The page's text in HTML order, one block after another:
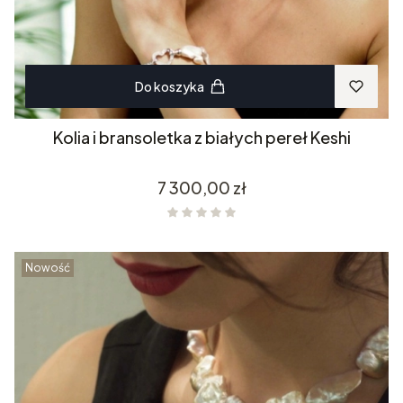
Do koszyka
Kolia i bransoletka z białych pereł Keshi
Cena
7 300,00 zł
Nowość